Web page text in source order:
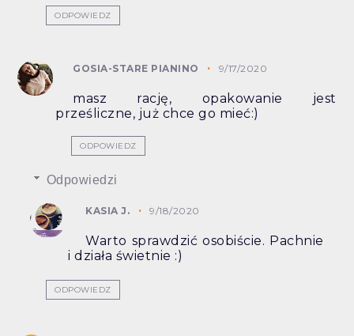
ODPOWIEDZ
GOSIA-STARE PIANINO 9/17/2020
masz rację, opakowanie jest
prześliczne, już chce go mieć:)
ODPOWIEDZ
Odpowiedzi
KASIA J. 9/18/2020
Warto sprawdzić osobiście. Pachnie
i działa świetnie :)
ODPOWIEDZ